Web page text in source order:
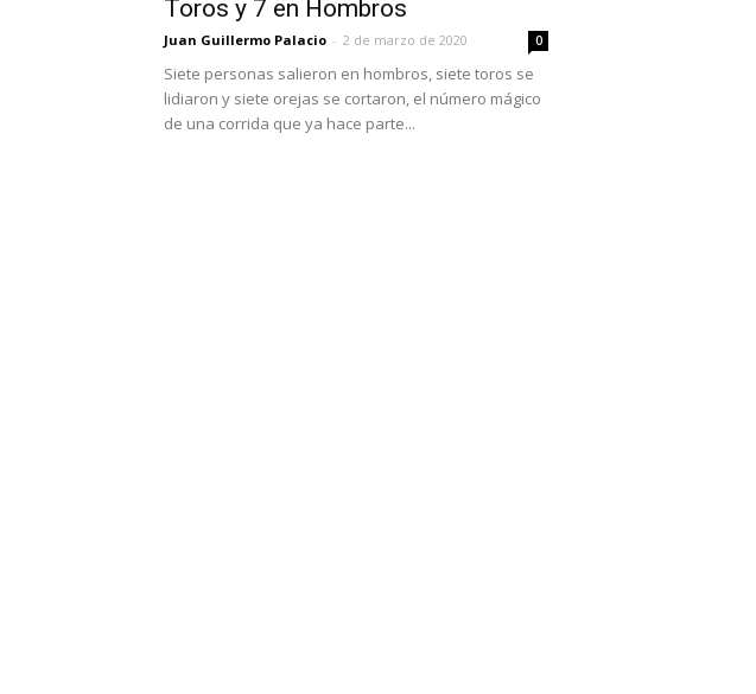
Toros y 7 en Hombros
Juan Guillermo Palacio - 2 de marzo de 2020 0
Siete personas salieron en hombros, siete toros se
lidiaron y siete orejas se cortaron, el número mágico
de una corrida que ya hace parte...